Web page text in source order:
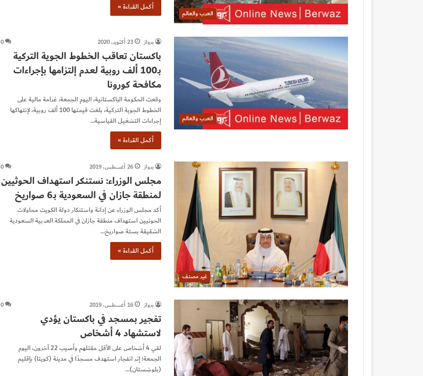
العرب والعالم
أكمل القراءة »
العرب والعالم
برواز 23 أكتوبر، 2020 0
باكستان تعاقب الخطوط الجوية التركية
بـ100 ألف روبية لعدم إلتزامها بإجراءات
مكافحة كورونا
وقعت الحكومة الباكستانية، اليوم الجمعة، غرامة مالية على
الخطوط الجوية التركية، بلغت قيمتها 100 ألف روبية، لإنتهاكها
إجراءات التشغيل القياسية…
أكمل القراءة »
غير مصنف
برواز 26 أغسطس، 2019 0
مجلس الوزراء: نستنكر استهداف الحوثيين
لمنطقة جازان في السعودية بـ6 صواريخ
أكد مجلس الوزراء عن إدانة واستنكار دولة الكويت محاولات
الحوثيين استهداف منطقة جازان في المملكة العربية السعودية
الشقيقة بستة صواريخ…
أكمل القراءة »
برواز 16 أغسطس، 2019 0
تفجير بمسجد في باكستان يؤدي
لاستشهاد 4 أشخاص
لقي 4 أشخاص على الأقل مقتلهم وأصيب 22 آخرون، اليوم
الجمعة؛ إثر انفجار استهدف مسجدًا في مدينة (كويتا) بإقليم
(بلوشستان)…